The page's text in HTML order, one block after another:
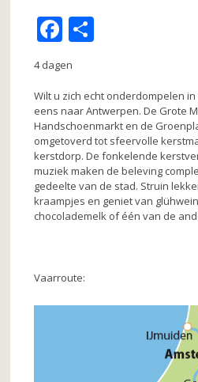
F
a
c
e
b
o
o
k
n
4 dagen
Wilt u zich echt onderdompelen
eens naar Antwerpen. De Grote
Handschoenmarkt en de
omgetoverd tot sfeervolle
kerstdorp. De fonkelende
muziek maken de beleving
gedeelte van de stad. Struin
kraampjes en geniet van
chocolademelk of één van de
Vaarroute: